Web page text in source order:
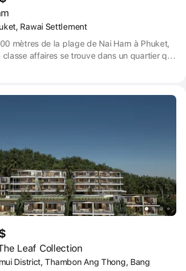
Rawai Settlement
mètres de la plage de Nai Harn à Phuket,
affaires se trouve dans un quartier qui
très apprécié des expatriés et des résidents
dans les deux sens.
Leaf Collection
District, Thambon Ang Thong, Bang